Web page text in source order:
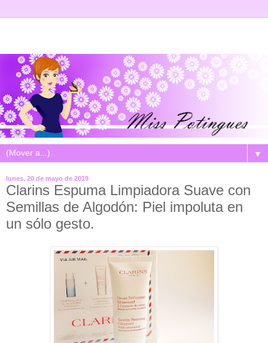
▼
lunes, 20 de mayo de 2019
Clarins Espuma Limpiadora Suave con
Semillas de Algodón: Piel impoluta en
un sólo gesto.